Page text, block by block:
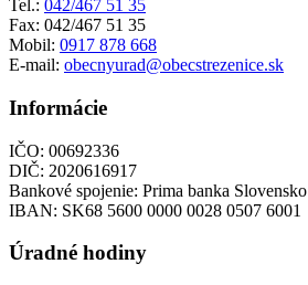
Tel.: 042/467 51 35
Fax: 042/467 51 35
Mobil: 0917 878 668
E-mail: obecnyurad@obecstrezenice.sk
Informácie
IČO: 00692336
DIČ: 2020616917
Bankové spojenie: Prima banka Slovensko
IBAN: SK68 5600 0000 0028 0507 6001
Úradné hodiny